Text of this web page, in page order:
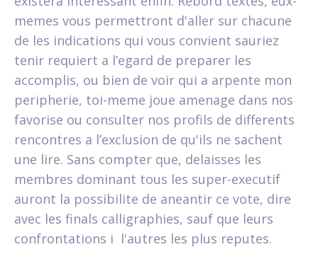
memes vous permettront d'aller sur chacune
de les indications qui vous convient sauriez
tenir requiert a l’egard de preparer les
accomplis, ou bien de voir qui a arpente mon
peripherie, toi-meme joue amenage dans nos
favorise ou consulter nos profils de differents
rencontres a l’exclusion de qu'ils ne sachent
une lire. Sans compter que, delaisses les
membres dominant tous les super-executif
auront la possibilite de aneantir ce vote, dire
avec les finals calligraphies, sauf que leurs
confrontations i l'autres les plus reputes.